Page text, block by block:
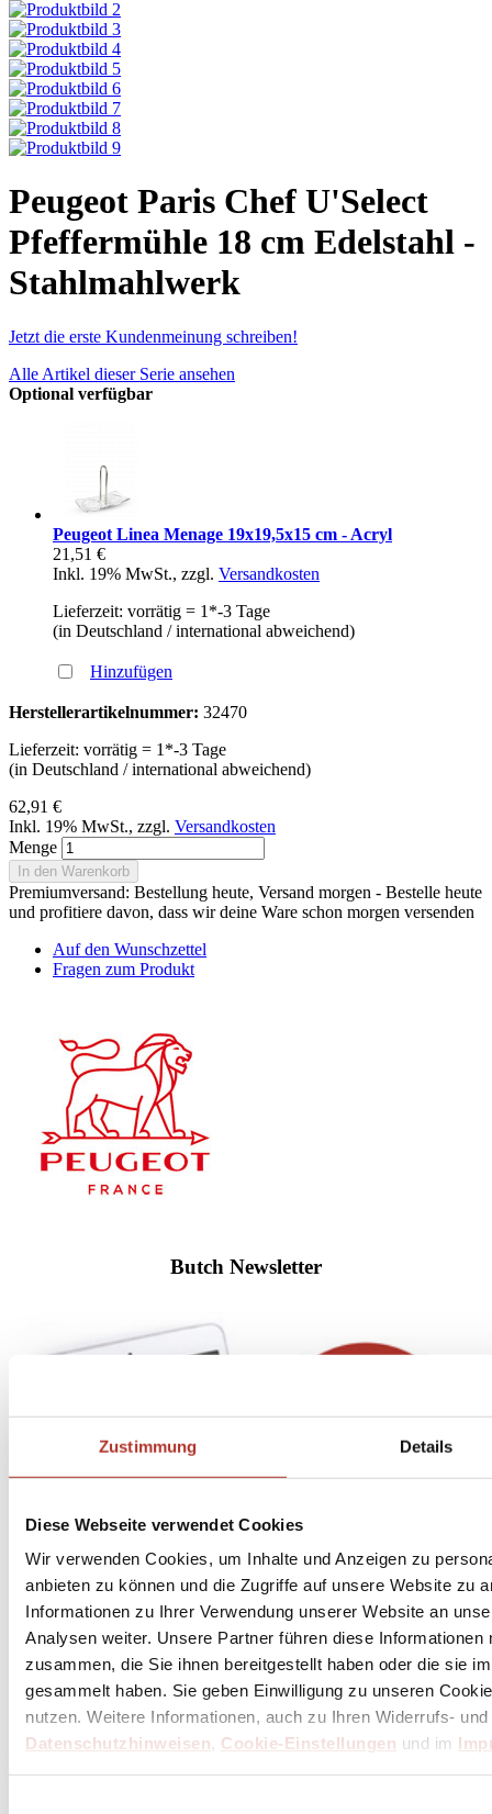
Zustimmung Details
Diese Webseite verwendet Cookies
Wir verwenden Cookies, um Inhalte und Anzeigen zu
anbieten zu können und die Zugriffe auf unsere Website zu
Informationen zu Ihrer Verwendung unserer Website an
Analysen weiter. Unsere Partner führen diese
zusammen, die Sie ihnen bereitgestellt haben oder die sie
gesammelt haben. Sie geben Einwilligung zu unseren
nutzen. Weitere Informationen, auch zu Ihren Widerrufs-
Datenschutzhinweisen, Cookie-Einstellungen und im
Peugeot Paris Chef U'Select
Pfeffermühle 18 cm Edelstahl -
Stahlmahlwerk
Jetzt die erste Kundenmeinung schreiben!
Alle Artikel dieser Serie ansehen
Optional verfügbar
Peugeot Linea Menage 19x19,5x15 cm - Acryl
21,51 €
Inkl. 19% MwSt., zzgl. Versandkosten
Lieferzeit: vorrätig = 1*-3 Tage
(in Deutschland / international abweichend)
Hinzufügen
Herstellerartikelnummer: 32470
Lieferzeit: vorrätig = 1*-3 Tage
(in Deutschland / international abweichend)
62,91 €
Inkl. 19% MwSt., zzgl. Versandkosten
Menge
In den Warenkorb
Premiumversand: Bestellung heute, Versand morgen - Bestelle heute
und profitiere davon, dass wir deine Ware schon morgen versenden
Auf den Wunschzettel
Fragen zum Produkt
Butch Newsletter
Abonnierehier
den Butch Newsletter
Retouren und Stornierungen, gültig. Preisangaben inkl. gesetzl. MwSt. zzgl. Service- und